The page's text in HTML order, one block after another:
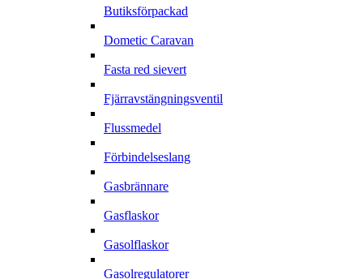
Butiksförpackad
Dometic Caravan
Fasta red sievert
Fjärravstängningsventil
Flussmedel
Förbindelseslang
Gasbrännare
Gasflaskor
Gasolflaskor
Gasolregulatorer